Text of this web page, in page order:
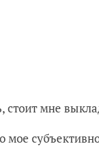
стоит мне
мое